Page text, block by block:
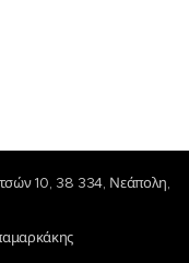
10, 38 334, Νεάπολη,